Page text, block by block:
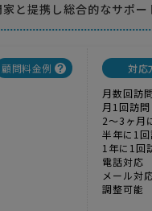
と提携し総合的なサポー
顧問料金例
対応
月数回訪問
月1回訪問
2〜3ヶ月
半年に1回
1年に1回
電話対応
メール対
調整可能